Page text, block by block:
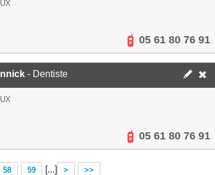
05 61 80 76 91
- Dentiste
05 61 80 76 91
58 59 [...] > >>